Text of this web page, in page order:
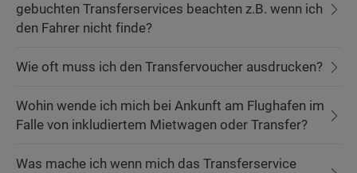
gebuchten Transferservices beachten z.B. wenn ich
den Fahrer nicht finde?
Wie oft muss ich den Transfervoucher ausdrucken?
Wohin wende ich mich bei Ankunft am Flughafen im
Falle von inkludiertem Mietwagen oder Transfer?
Was mache ich wenn mich das Transferservice